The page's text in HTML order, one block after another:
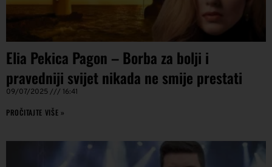
Elia Pekica Pagon – Borba za bolji i
pravedniji svijet nikada ne smije prestati
09/07/2025 16:41
PROČITAJTE VIŠE »